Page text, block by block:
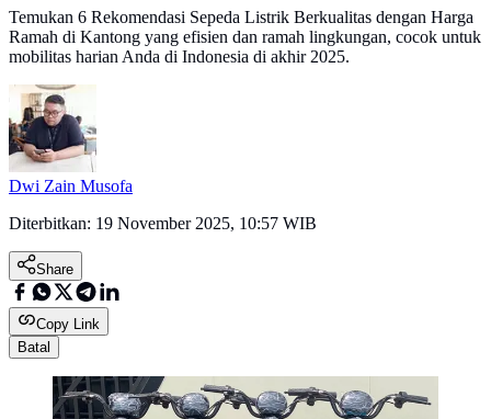
Temukan 6 Rekomendasi Sepeda Listrik Berkualitas dengan Harga
Ramah di Kantong yang efisien dan ramah lingkungan, cocok untuk
mobilitas harian Anda di Indonesia di akhir 2025.
Dwi Zain Musofa
Diterbitkan: 19 November 2025, 10:57 WIB
Share
Copy Link
Batal